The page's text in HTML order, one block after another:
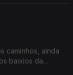
caminhos, ainda
baixios da